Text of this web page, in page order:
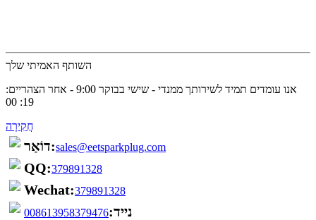
השותף האמיתי שלך
אנו עומדים תמיד לשירותך ממנדי - שישי בבוקר 9:00 - אחר הצהריים:
19: 00
חֲקִירָה
דוֹאַר:sales@eetsparkplug.com
QQ:379891328
Wechat:379891328
נייד:008613958379476